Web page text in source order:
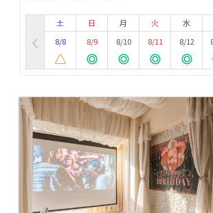
土
8/8
日
8/9
月
8/10
火
8/11
水
8/12